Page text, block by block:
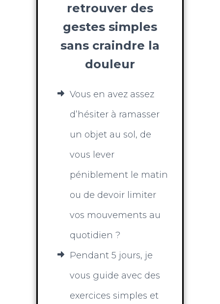
retrouver des
gestes simples
sans craindre la
douleur
Vous en avez assez
d’hésiter à ramasser
un objet au sol, de
vous lever
péniblement le matin
ou de devoir limiter
vos mouvements au
quotidien ?
Pendant 5 jours, je
vous guide avec des
exercices simples et